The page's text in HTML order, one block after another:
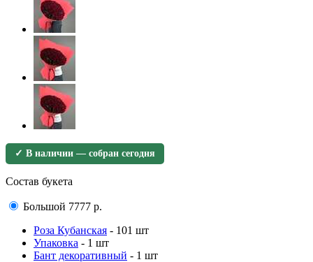
✓ В наличии — собран сегодня
Состав букета
Большой 7777 р.
Роза Кубанская - 101 шт
Упаковка - 1 шт
Бант декоративный - 1 шт